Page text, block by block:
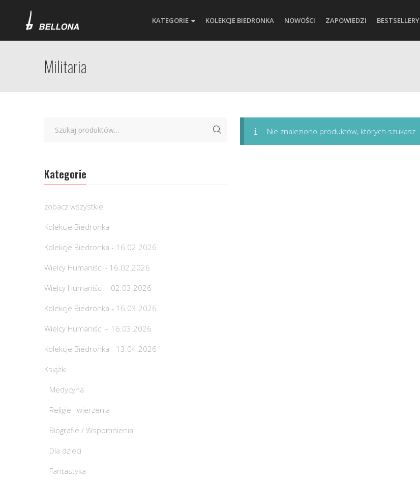
KATEGORIE KOLEKCJE BIEDRONKA NOWOŚCI ZAPOWIEDZI BESTSELLERY
Militaria
Nie znaleziono produktów, których szukasz.
Kategorie
zobacz wszystkie
Kolekcje Biedronka
Kolekcje Biedronka - 16.02.2026
Wielcy Humaniści - 16.02.2026
Wielcy Humaniści – 02.03.2026
Kolekcje Biedronka - 16.03.2026
Wielcy Humaniści – 16.03.2026
Kolekcje Biedronka - 13.04.2026
Książki
Medycyna
Religie i wierzenia
Biografie / Wspomnienia
Dla dzieci
Fantastyka